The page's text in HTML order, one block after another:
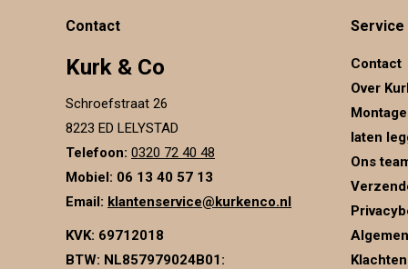
Contact
Kurk & Co
Schroefstraat 26
8223 ED LELYSTAD
Telefoon: 0320 72 40 48
Mobiel: 06 13 40 57 13
Email: klantenservice@kurkenco.nl
KVK: 69712018
BTW: NL857979024B01 :
Service
Contact
Over
laten
Ons